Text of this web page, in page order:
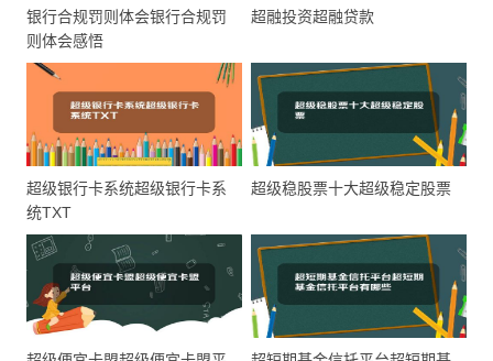
银行合规罚则体会银行合规罚
则体会感悟
超融投资超融贷款
超级银行卡系统超级银行卡系
统TXT
超级稳股票十大超级稳定股票